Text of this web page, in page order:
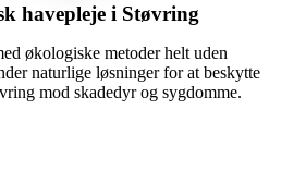
havepleje i Støvring
økologiske metoder helt uden
naturlige løsninger for at beskytte
mod skadedyr og sygdomme.